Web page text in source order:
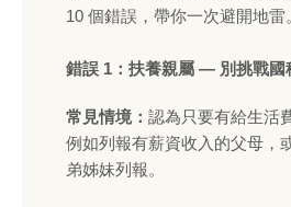
10 個錯誤，帶你一次避開地雷
錯誤 1：扶養親屬 — 別挑戰國
常見情境： 認為只要有給生活
例如列報有薪資收入的父母，
弟姊妹列報。